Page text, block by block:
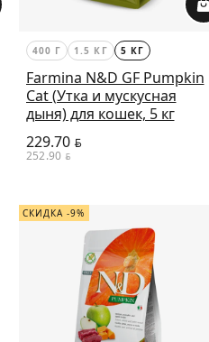
400 Г 1.5 КГ 5 КГ
Farmina N&D GF Pumpkin
Cat (Утка и мускусная
дыня) для кошек, 5 кг
229.70BYN
252.90 BYN
СКИДКА -9%